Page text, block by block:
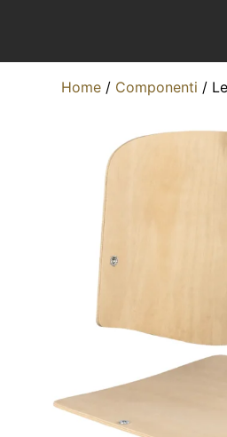
Home / Componenti /